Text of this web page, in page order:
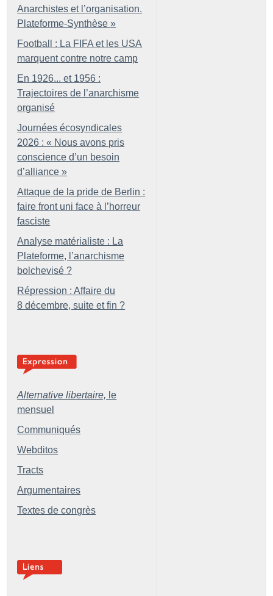
Anarchistes et l’organisation.
Plateforme-Synthèse »
Football : La FIFA et les USA
marquent contre notre camp
En 1926... et 1956 :
Trajectoires de l’anarchisme
organisé
Journées écosyndicales
2026 : « Nous avons pris
conscience d’un besoin
d’alliance »
Attaque de la pride de Berlin :
faire front uni face à l’horreur
fasciste
Analyse matérialiste : La
Plateforme, l’anarchisme
bolchevisé ?
Répression : Affaire du
8 décembre, suite et fin ?
Alternative libertaire, le
mensuel
Communiqués
Webditos
Tracts
Argumentaires
Textes de congrès